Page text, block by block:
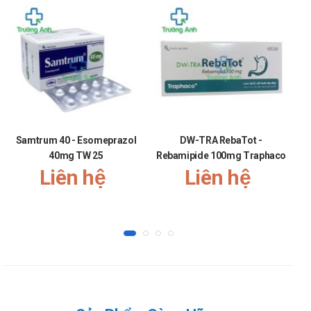
Xơ gan ứ mật tiên phát:
Uống 12 - 16 mg/kg/ngày, chia 3 lần, trong 3 tháng,
sau đó dùng 12 - 16 mg/kg/ngày, uống 1 lần trước
khi ngủ.
Bệnh lý gan mật liên quan đến xơ nang ở trẻ em từ
6 - 18 tuổi: 20 mg/kg/ngày, chia 2 - 3 lần. Nếu cần
Trào ngược dạ dày - thực quản:
Người lớn (247kg): 250 mg/lần/ ngày, trong 10 - 14
ngày, dùng trước khi đi ngủ.
Samtrum 40 - Esomeprazol
40mg TW 25
Liên hệ
DW-TRA RebaTot -
Rebamipide 100mg Traphaco
Liên hệ